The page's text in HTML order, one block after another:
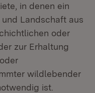
in denen ein
Landschaft aus
oder
zur Erhaltung
wildlebender
ist.